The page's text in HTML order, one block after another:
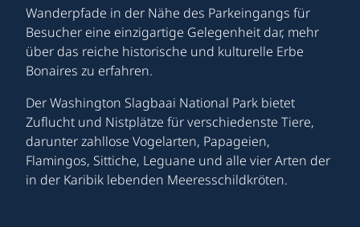
Wanderpfade in der Nähe des Parkeingangs für
Besucher eine einzigartige Gelegenheit dar, mehr
über das reiche historische und kulturelle Erbe
Bonaires zu erfahren.
Der Washington Slagbaai National Park bietet
Zuflucht und Nistplätze für verschiedenste Tiere,
darunter zahllose Vogelarten, Papageien,
Flamingos, Sittiche, Leguane und alle vier Arten der
in der Karibik lebenden Meeresschildkröten.